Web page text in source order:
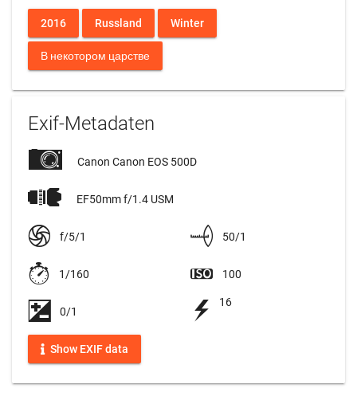
2016 Russland Winter
В некотором царстве
Exif-Metadaten
Canon Canon EOS 500D
EF50mm f/1.4 USM
f/5/1 50/1
1/160 100
0/1
16
Show EXIF data